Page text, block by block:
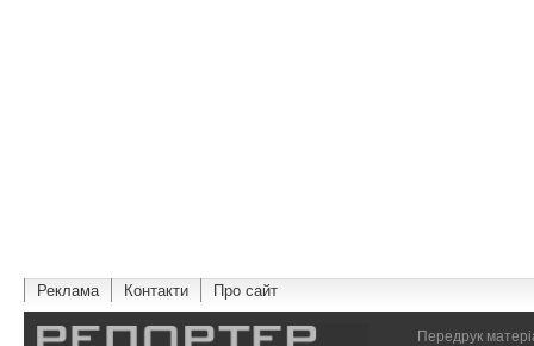
Реклама Контакти Про сайт
Передрук